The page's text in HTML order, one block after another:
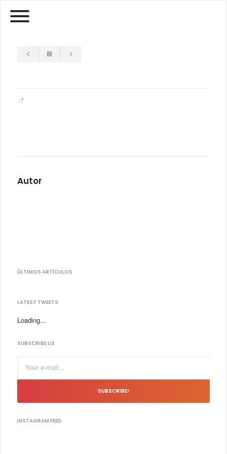
Autor
ÚLTIMOS ARTÍCULOS
LATEST TWEETS
Loading...
SUBSCRIBE US
SUBSCRIBE!
INSTAGRAM FEED